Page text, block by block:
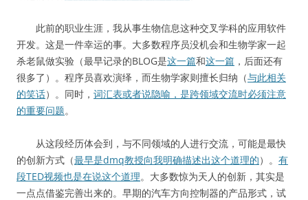
此前的职业生涯，我从事生物信息这种交叉学科的应用软件
开发。这是一件幸运的事。大多数程序员没机会和生物学家一起
杀老鼠做实验（最早记录的BLOG是这一篇和这一篇 ，后面还有
很多了）。程序员喜欢演绎，而生物学家则擅长归纳（与此相关
的笑话）。同时， 词汇表或者说隐喻，是跨领域交流时必须注意
的重要问题。
从这段经历体会到，与不同领域的人进行交流，可能是最快
的创新方式（最早是dmq教授向我明确描述出这个道理的）。 有
段TED视频也是在说这个道理。大多数惊为天人的创新，其实是
一点点借鉴完善出来的。早期的汽车方向控制器的产品形式，试